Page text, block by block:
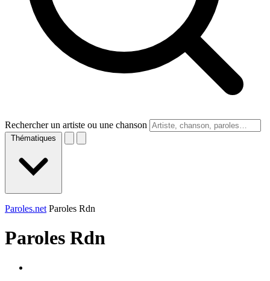
Rechercher un artiste ou une chanson
Thématiques
Paroles.net Paroles Rdn
Paroles Rdn